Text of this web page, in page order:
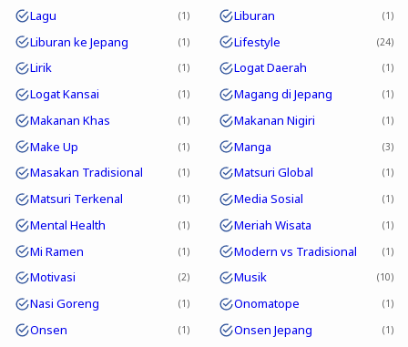
Lagu 1 Liburan 1
Liburan ke Jepang 1 Lifestyle 24
Lirik 1 Logat Daerah 1
Logat Kansai 1 Magang di Jepang 1
Makanan Khas 1 Makanan Nigiri 1
Make Up 1 Manga 3
Masakan Tradisional 1 Matsuri Global 1
Matsuri Terkenal 1 Media Sosial 1
Mental Health 1 Meriah Wisata 1
Mi Ramen 1 Modern vs Tradisional 1
Motivasi 2 Musik 10
Nasi Goreng 1 Onomatope 1
Onsen 1 Onsen Jepang 1